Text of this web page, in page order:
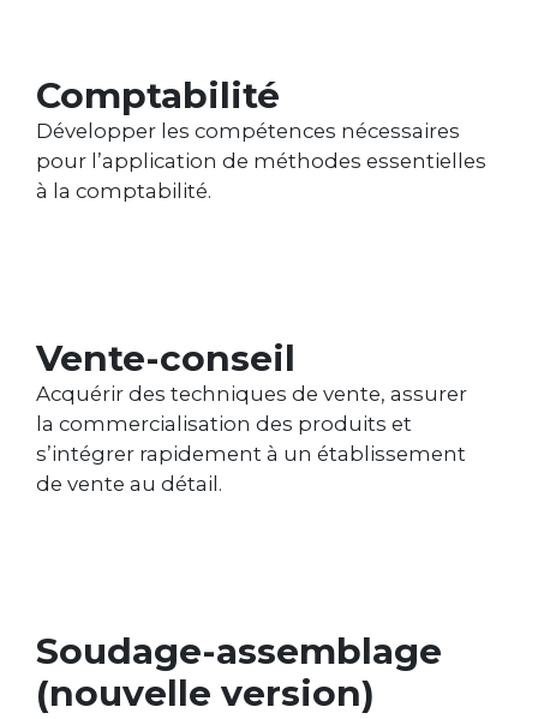
Comptabilité
Développer les compétences nécessaires
pour l’application de méthodes essentielles
à la comptabilité.
Vente-conseil
Acquérir des techniques de vente, assurer
la commercialisation des produits et
s’intégrer rapidement à un établissement
de vente au détail.
Soudage-assemblage
(nouvelle version)